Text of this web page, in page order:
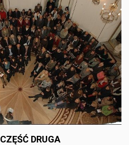
DRUGA